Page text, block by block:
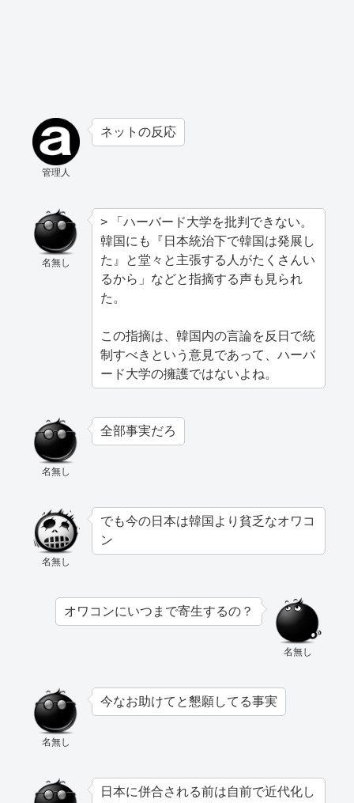
管理人
ネットの反応
名無し
> 「ハーバード大学を批判できない。
韓国にも『日本統治下で韓国は発展し
た』と堂々と主張する人がたくさんい
るから」などと指摘する声も見られ
た。
この指摘は、韓国内の言論を反日で統
制すべきという意見であって、ハーバ
ード大学の擁護ではないよね。
名無し
全部事実だろ
名無し
でも今の日本は韓国より貧乏なオワコ
ン
名無し
オワコンにいつまで寄生するの？
名無し
今なお助けてと懇願してる事実
日本に併合される前は自前で近代化し